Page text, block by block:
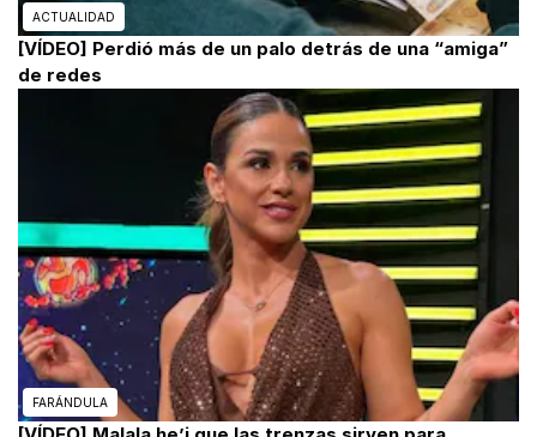
ACTUALIDAD
[VÍDEO] Perdió más de un palo detrás de una “amiga”
de redes
FARÁNDULA